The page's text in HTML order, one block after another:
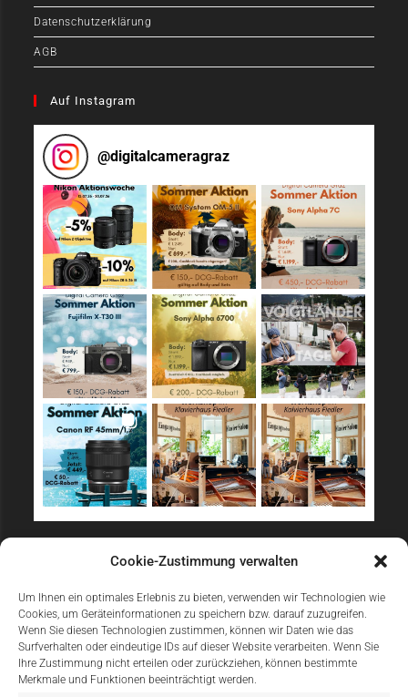
Cookie-Zustimmung verwalten
Um Ihnen ein optimales Erlebnis zu bieten, verwenden wir Technologien wie
Cookies, um Geräteinformationen zu speichern bzw. darauf zuzugreifen.
Wenn Sie diesen Technologien zustimmen, können wir Daten wie das
Surfverhalten oder eindeutige IDs auf dieser Website verarbeiten. Wenn Sie
Ihre Zustimmung nicht erteilen oder zurückziehen, können bestimmte
Merkmale und Funktionen beeinträchtigt werden.
Datenschutzerklärung
AGB
Auf Instagram
@digitalcameragraz
Sicher Einkaufen